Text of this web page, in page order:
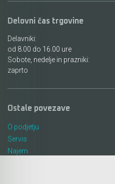
Delovni čas trgovine
Delavniki:
od 8.00 do 16.00 ure
Sobote, nedelje in prazniki:
zaprto
Ostale povezave
O podjetju
Servis
Najem